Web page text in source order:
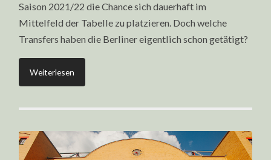
Saison 2021/22 die Chance sich dauerhaft im
Mittelfeld der Tabelle zu platzieren. Doch welche
Transfers haben die Berliner eigentlich schon getätigt?
Weiterlesen